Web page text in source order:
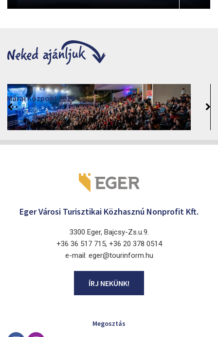
Moziműsor
2026
Cinema Agria, Eger 3300, Törvényház utca 4.
Eger Városi Turisztikai Közhasznú Nonprofit Kft.
3300 Eger, Bajcsy-Zs.u.9.
+36 36 517 715, +36 20 378 0514
e-mail: eger@tourinform.hu
ÍRJ NEKÜNK!
Megosztás